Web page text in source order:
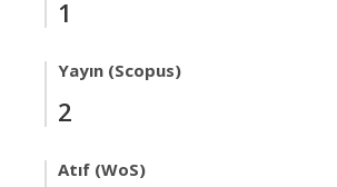
1
Yayın (Scopus)
2
Atıf (WoS)